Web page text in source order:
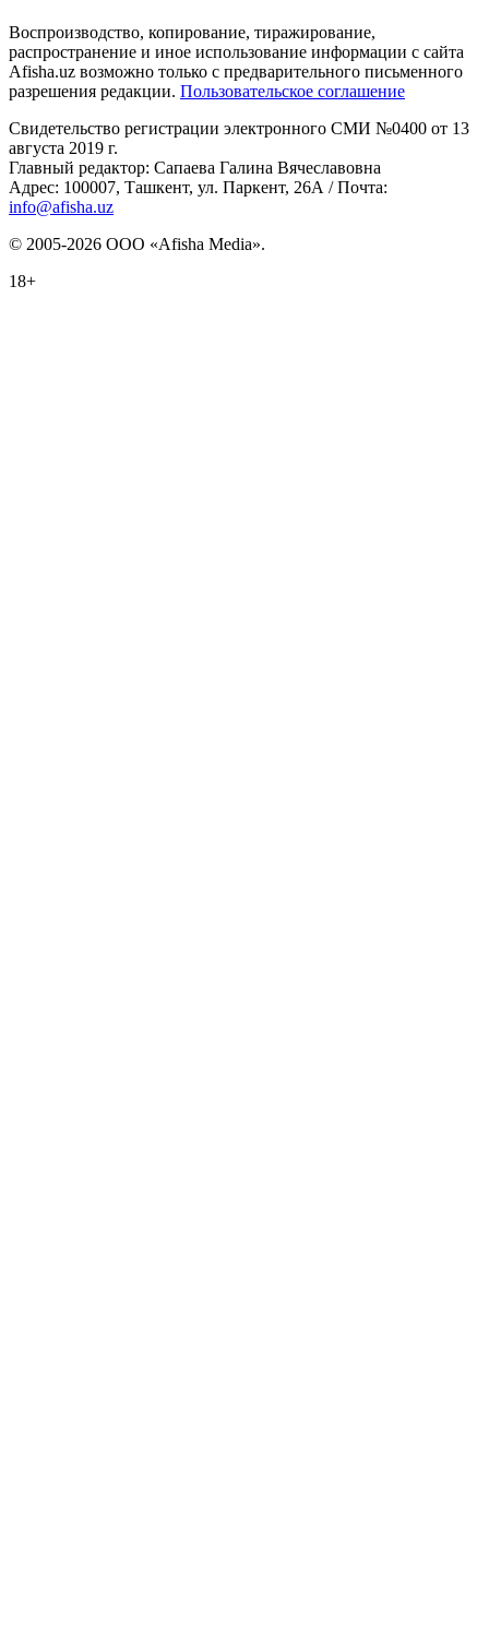
Воспроизводство, копирование, тиражирование,
распространение и иное использование информации с сайта
Afisha.uz возможно только с предварительного письменного
разрешения редакции. Пользовательское соглашение
Свидетельство регистрации электронного СМИ №0400 от 13
августа 2019 г.
Главный редактор: Сапаева Галина Вячеславовна
Адрес: 100007, Ташкент, ул. Паркент, 26А / Почта:
info@afisha.uz
© 2005-2026 ООО «Afisha Media».
18+